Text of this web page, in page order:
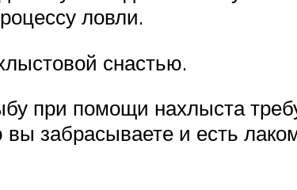
ловли.
снастью.
при помощи нахлыста
забрасываете и есть